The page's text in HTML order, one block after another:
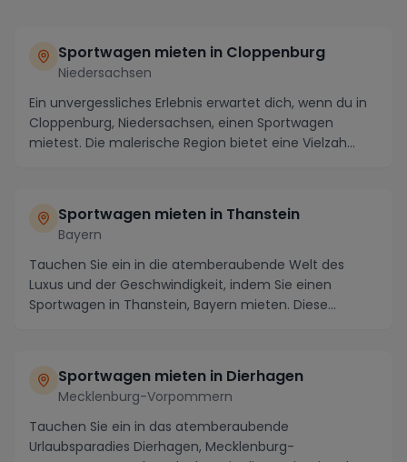
Sportwagen mieten in Cloppenburg
Niedersachsen
Ein unvergessliches Erlebnis erwartet dich, wenn du in
Cloppenburg, Niedersachsen, einen Sportwagen
mietest. Die malerische Region bietet eine Vielzah...
Sportwagen mieten in Thanstein
Bayern
Tauchen Sie ein in die atemberaubende Welt des
Luxus und der Geschwindigkeit, indem Sie einen
Sportwagen in Thanstein, Bayern mieten. Diese
Sportwagen mieten in Dierhagen
Mecklenburg-Vorpommern
Tauchen Sie ein in das atemberaubende
Urlaubsparadies Dierhagen, Mecklenburg-